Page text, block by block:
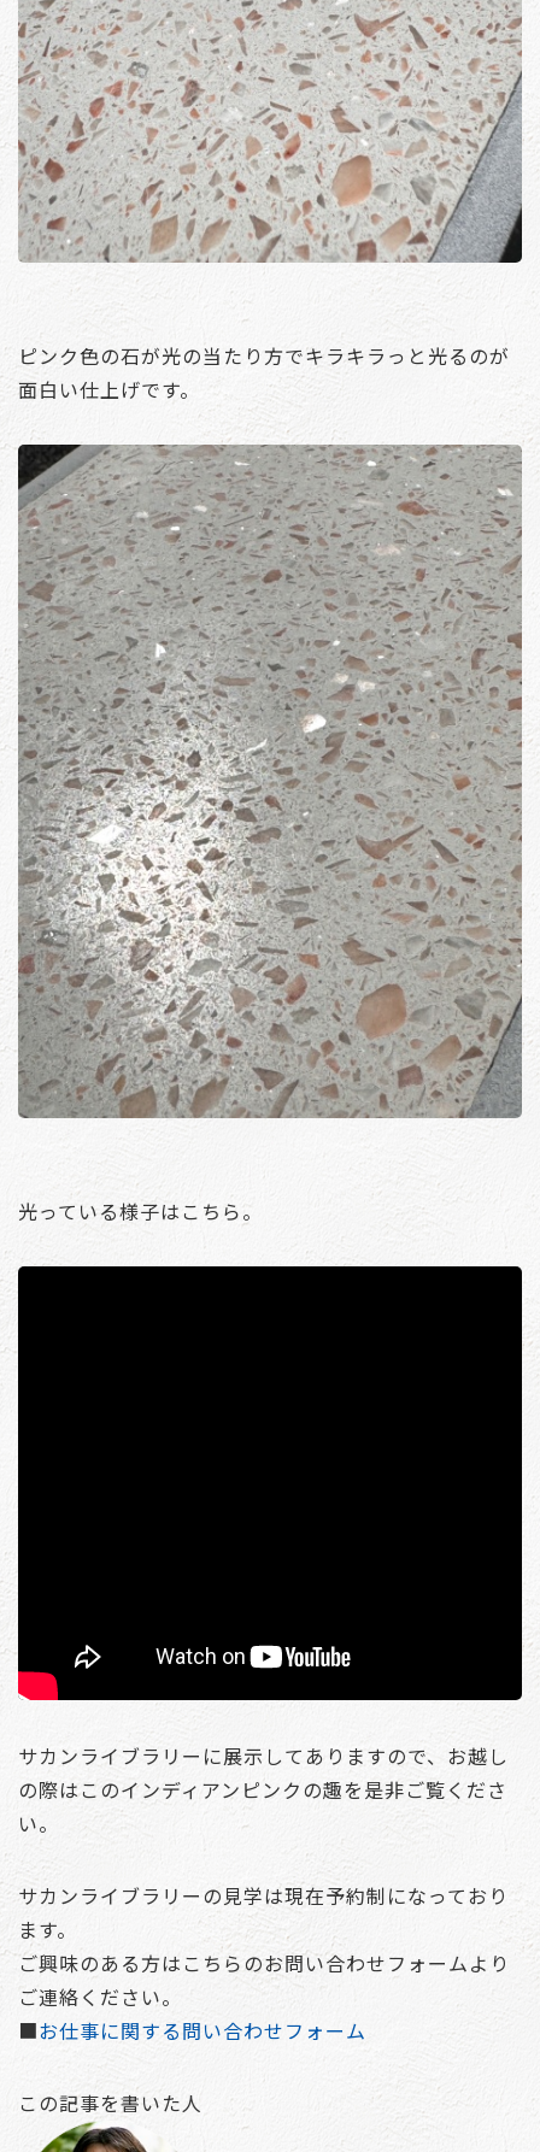
ピンク色の石が光の当たり方でキラキラっと光るのが
面白い仕上げです。
光っている様子はこちら。
サカンライブラリーに展示してありますので、お越し
の際はこのインディアンピンクの趣を是非ご覧くださ
い。
サカンライブラリーの見学は現在予約制になっており
ます。
ご興味のある方はこちらのお問い合わせフォームより
ご連絡ください。
■お仕事に関する問い合わせフォーム
この記事を書いた人